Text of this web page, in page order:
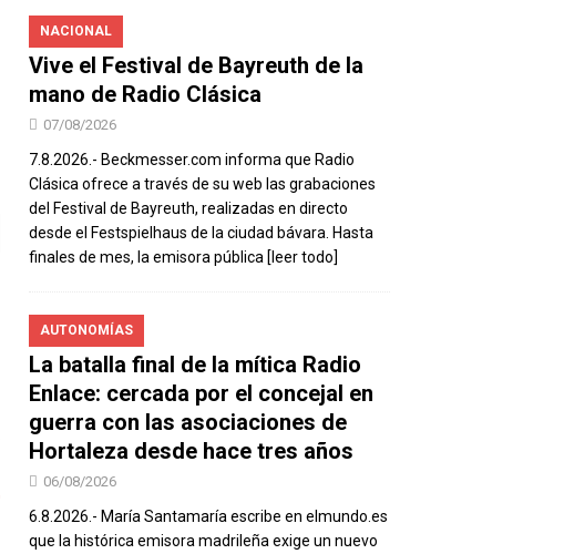
NACIONAL
Vive el Festival de Bayreuth de la
mano de Radio Clásica
07/08/2026
7.8.2026.- Beckmesser.com informa que Radio
Clásica ofrece a través de su web las grabaciones
del Festival de Bayreuth, realizadas en directo
desde el Festspielhaus de la ciudad bávara. Hasta
finales de mes, la emisora pública [leer todo]
AUTONOMÍAS
La batalla final de la mítica Radio
Enlace: cercada por el concejal en
guerra con las asociaciones de
Hortaleza desde hace tres años
06/08/2026
6.8.2026.- María Santamaría escribe en elmundo.es
que la histórica emisora madrileña exige un nuevo